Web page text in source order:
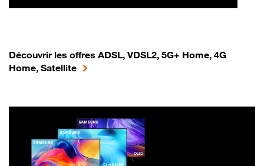
Découvrir les offres ADSL, VDSL2, 5G+ Home, 4G
Home, Satellite